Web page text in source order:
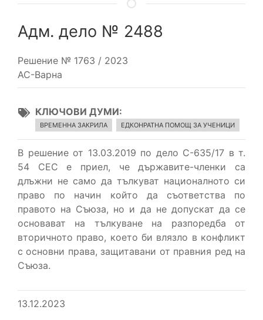
Адм. дело № 2488
Решение № 1763 / 2023
АС-Варна
КЛЮЧОВИ ДУМИ
ВРЕМЕННА ЗАКРИЛА ЕДКОНРАТНА ПОМОЩ ЗА УЧЕНИЦИ
В решение от 13.03.2019 по дело С-635/17 в т.
54 СЕС е приел, че държавите-членки са
длъжни не само да тълкуват националното си
право по начин който да съответства по
правото на Съюза, но и да не допускат да се
основават на тълкуване на разпоредба от
вторичното право, което би влязло в конфликт
с основни права, защитавани от правния ред на
Съюза.
13.12.2023